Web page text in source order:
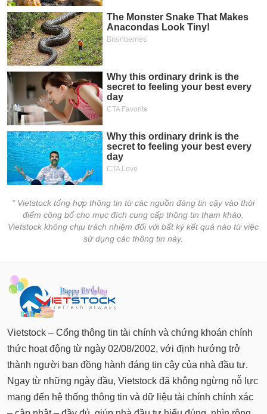
* Vietstock tổng hợp thông tin từ các nguồn đáng tin cậy vào thời
điểm công bố cho mục đích cung cấp thông tin tham khảo.
Vietstock không chịu trách nhiệm đối với bất kỳ kết quả nào từ việc
sử dụng các thông tin này.
Vietstock – Cổng thông tin tài chính và chứng khoán chính
thức hoạt động từ ngày 02/08/2002, với định hướng trở
thành người bạn đồng hành đáng tin cậy của nhà đầu tư.
Ngay từ những ngày đầu, Vietstock đã không ngừng nỗ lực
mang đến hệ thống thông tin và dữ liệu tài chính chính xác